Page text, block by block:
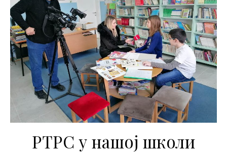
РТРС у нашој школи